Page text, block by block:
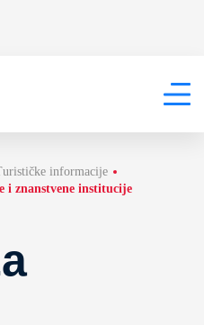
informacije
i znanstvene institucije